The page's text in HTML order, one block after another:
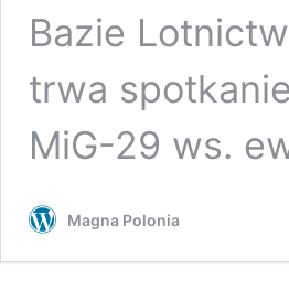
Bazie
trwa
MiG-29 ws.
Magna Polonia